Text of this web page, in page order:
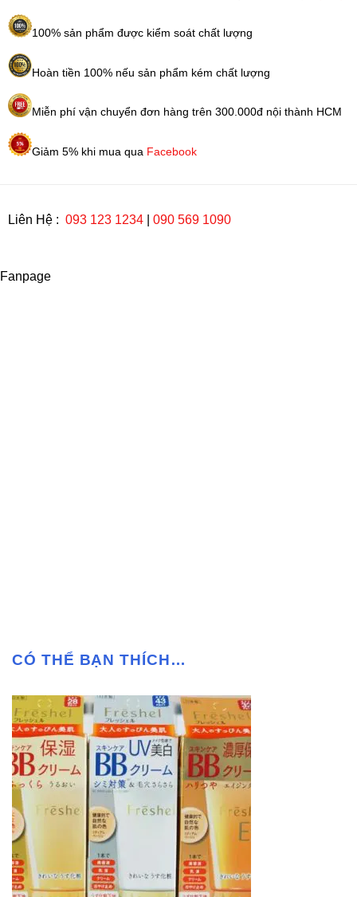
100% sản phẩm được kiểm soát chất lượng
Hoàn tiền 100% nếu sản phẩm kém chất lượng
Miễn phí vận chuyển đơn hàng trên 300.000đ nội thành HCM
Giảm 5% khi mua qua Facebook
Liên Hệ : 093 123 1234 090 569 1090
Fanpage
CÓ THỂ BẠN THÍCH…